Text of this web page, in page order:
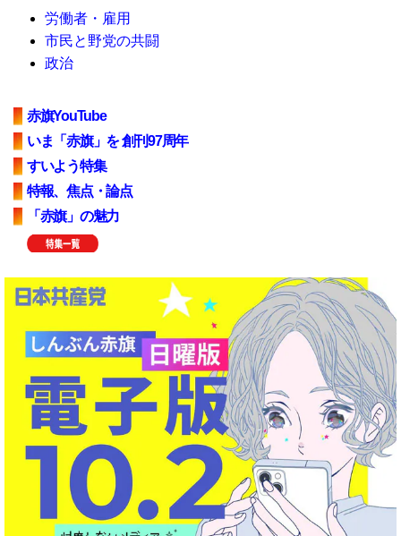
労働者・雇用
市民と野党の共闘
政治
赤旗YouTube
いま「赤旗」を 創刊97周年
すいよう特集
特報、焦点・論点
「赤旗」の魅力